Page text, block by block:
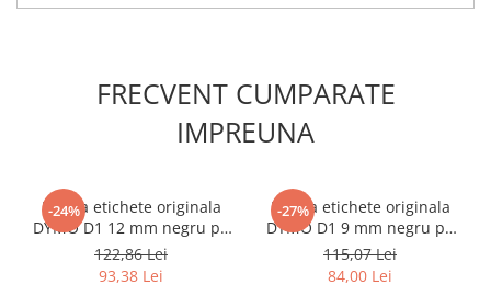
FRECVENT CUMPARATE
IMPREUNA
-24%
Banda etichete originala
DYMO D1 12 mm negru pe
rosu pentru avertizare,
echipamente critice si
identificare prioritara
122,86 Lei
93,38 Lei
-27%
Banda etichete originala
DYMO D1 9 mm negru pe
albastru pentru
telecomunicatii,
infrastructura IT si
115,07 Lei
84,00 Lei